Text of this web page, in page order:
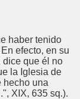
haber tenido
efecto, en su
dice que él no
la Iglesia de
hecho una
XIX, 635 sq.).